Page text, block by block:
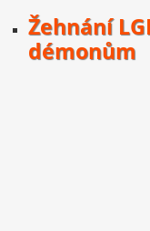
Žehnání
démonům